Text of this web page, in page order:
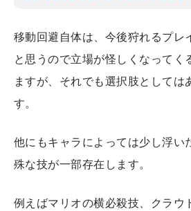
移動回避自体は、今後狩れるプレ
と思うので立場が怪しくなってく
ますが、それでも選択肢としては
す。
他にもキャラによっては少し浮い
殊な技が一部存在します。
例えばマリオの横必殺技、クラウ